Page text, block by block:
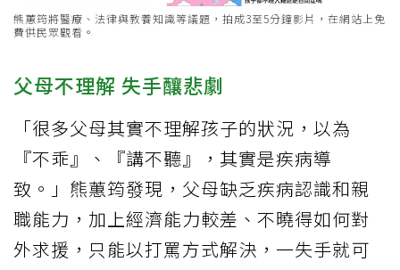
熊蕙筠將醫療、法律與教養知識等議題，拍成3至5分鐘影片，在網站上免
費供民眾觀看。
父母不理解 失手釀悲劇
「很多父母其實不理解孩子的狀況，以為
『不乖』、『講不聽』，其實是疾病導
致。」熊蕙筠發現，父母缺乏疾病認識和親
職能力，加上經濟能力較差、不曉得如何對
外求援，只能以打罵方式解決，一失手就可